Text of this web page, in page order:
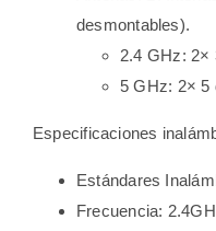
desmontables).
2.4 GHz: 2×
5 GHz: 2× 5
Especificaciones
Estándares
Frecuencia: